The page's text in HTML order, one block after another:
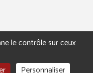
CONTACTER
le contrôle sur ceux
Personnaliser